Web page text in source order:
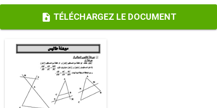
TÉLÉCHARGEZ LE DOCUMENT